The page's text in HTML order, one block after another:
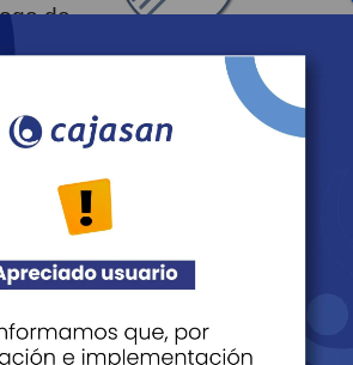
de
Personas
Agéndate
Educación Cultura